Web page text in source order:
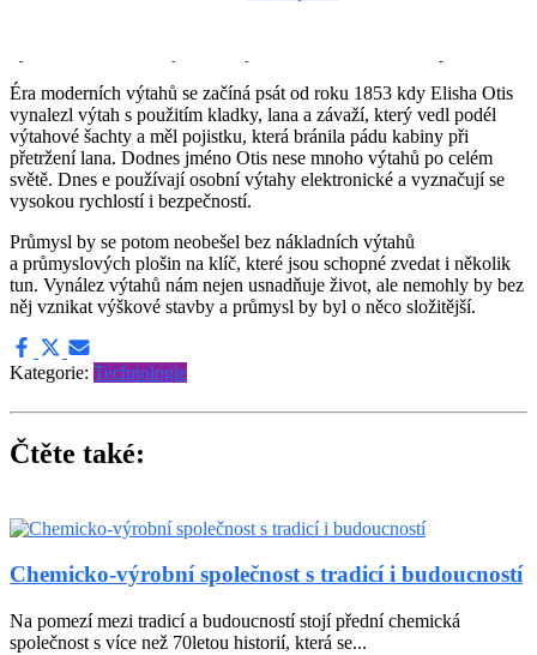
Éra moderních výtahů se začíná psát od roku 1853 kdy Elisha Otis
vynalezl výtah s použitím kladky, lana a závaží, který vedl podél
výtahové šachty a měl pojistku, která bránila pádu kabiny při
přetržení lana. Dodnes jméno Otis nese mnoho výtahů po celém
světě. Dnes e používají osobní výtahy elektronické a vyznačují se
vysokou rychlostí i bezpečností.
Průmysl by se potom neobešel bez nákladních výtahů
a průmyslových plošin na klíč, které jsou schopné zvedat i několik
tun. Vynález výtahů nám nejen usnadňuje život, ale nemohly by bez
něj vznikat výškové stavby a průmysl by byl o něco složitější.
Kategorie: Technologie
Čtěte také:
Chemicko-výrobní společnost s tradicí i budoucností
Na pomezí mezi tradicí a budoucností stojí přední chemická
společnost s více než 70letou historií, která se...